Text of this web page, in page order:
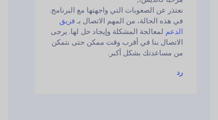
نعتذر عن الصعوبات التي واجهتها مع البرنامج.
في هذه الحالة، من المهم الاتصال بـ فريق
الدعم لمعالجة المشكلة وإيجاد حل لها. يرجى
الاتصال بنا في أقرب وقت ممكن حتى نتمكن
من مساعدتك بشكل أكبر.
رد